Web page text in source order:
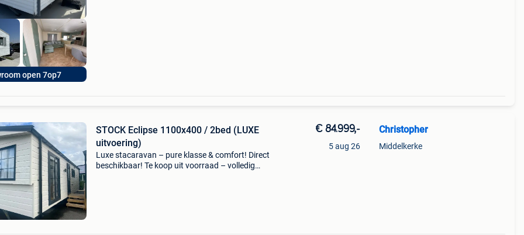
open 7op7
STOCK Eclipse 1100x400 / 2bed (LUXE
uitvoering)
Luxe stacaravan – pure klasse & comfort! Direct
beschikbaar! Te koop uit voorraad – volledig
€ 84.999,-
5 aug 26
Christopher
Middelkerke